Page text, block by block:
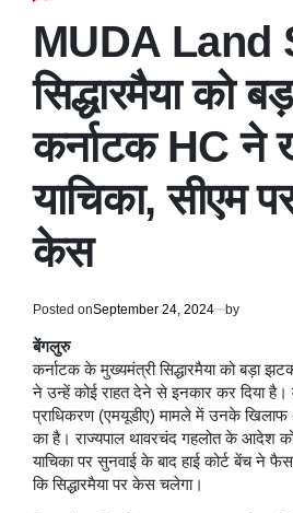
MUDA Land
सिद्धारमैया को
कर्नाटक HC ने
याचिका, सीएम
केस
Posted onSeptember 24, 2024 by
बेंगलुरु
कर्नाटक के मुख्यमंत्री सिद्धारमैया को बड़ा
ने उन्हें कोई राहत देने से इनकार कर दिया है।
प्राधिकरण (एमयूडीए) मामले में उनके
का है। राज्यपाल थावरचंद गहलोत के आदेश को
याचिका पर सुनवाई के बाद हाई कोर्ट बेंच ने
कि सिद्धारमैया पर केस चलेगा।